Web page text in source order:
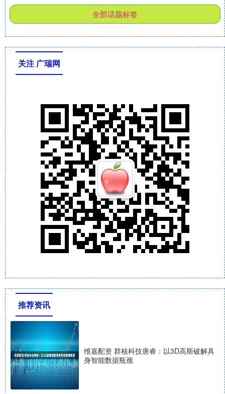
全部话题标签
关注 广瑞网
推荐资讯
维嘉配资 群核科技唐睿：以3D高斯破解具
身智能数据瓶颈